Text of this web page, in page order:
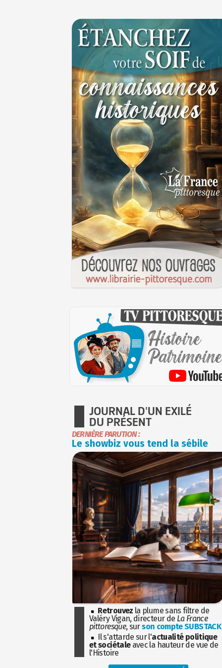
JOURNAL D'UN EXILÉ
DU PRÉSENT
DERNIÈRE PARUTION :
Le showbiz vous tend la sébile
Retrouvez la plume sans filtre de
Valéry Vigan, directeur de La France
pittoresque, surson compte SUBSTACK
Il s'attarde sur l'actualité politique
et sociétaleavec la hauteur de vue de
l'Histoire
1ER JUILLET